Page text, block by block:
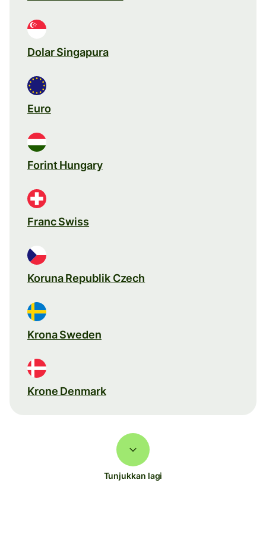
Dolar Singapura
Euro
Forint Hungary
Franc Swiss
Koruna Republik Czech
Krona Sweden
Krone Denmark
Tunjukkan lagi